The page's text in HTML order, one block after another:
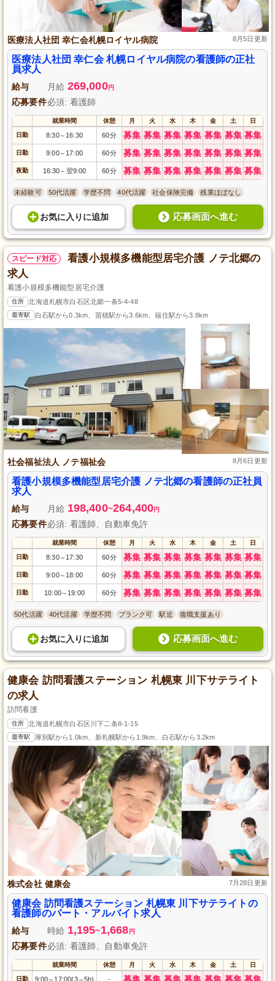
医療法人社団 幸仁会札幌ロイヤル病院 8月5日更新
医療法人社団 幸仁会 札幌ロイヤル病院の看護師の正社
員求人
給与 月給 269,000円
応募要件必須: 看護師
就業時間 休憩 月 火 水 木 金 土 日
日勤 8:30～ 16:30 60分 募集 募集 募集 募集 募集 募集 募集
日勤 9:00～ 17:00 60分 募集 募集 募集 募集 募集 募集 募集
夜勤 16:30～ 翌9:00 60分 募集 募集 募集 募集 募集 募集 募集
未経験可 50代活躍 学歴不問 40代活躍 社会保険完備 残業ほぼなし
お気に入り に追加 応募画面へ進む
スピード対応
看護小規模多機能型居宅介護 ノテ北郷の
求人
看護小規模多機能型居宅介護
住所 北海道札幌市白石区北郷一条5-4-48
最寄駅 白石駅から0.3km、苗穂駅から3.6km、福住駅から3.8km
社会福祉法人 ノテ福祉会 8月6日更新
看護小規模多機能型居宅介護 ノテ北郷の看護師の正社員
求人
給与 月給 198,400~264,400円
応募要件必須: 看護師、自動車免許
就業時間 休憩 月 火 水 木 金 土 日
日勤 8:30～ 17:30 60分 募集 募集 募集 募集 募集 募集 募集
日勤 9:00～ 18:00 60分 募集 募集 募集 募集 募集 募集 募集
日勤 10:00～ 19:00 60分 募集 募集 募集 募集 募集 募集 募集
50代活躍 40代活躍 学歴不問 ブランク可 駅近 復職支援あり
お気に入り に追加 応募画面へ進む
健康会 訪問看護ステーション 札幌東 川下サテライト
の求人
訪問看護
住所 北海道札幌市白石区川下二条8-1-15
最寄駅 厚別駅から1.0km、新札幌駅から1.9km、白石駅から3.2km
株式会社 健康会 7月28日更新
健康会 訪問看護ステーション 札幌東 川下サテライトの
看護師のパート・アルバイト求人
給与 時給 1,195~1,668 円
応募要件必須: 看護師、自動車免許
就業時間 休憩 月 火 水 木 金 土 日
日勤 9:00～ 17:00(3～5h) -